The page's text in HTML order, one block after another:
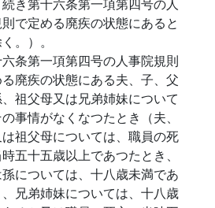
で定める廃疾の状態にあると
。）。
条第一項第四号の人事院規則
廃疾の状態にある夫、子、父
祖父母又は兄弟姉妹について
事情がなくなつたとき（夫、
祖父母については、職員の死
五十五歳以上であつたとき、
については、十八歳未満であ
兄弟姉妹については、十八歳